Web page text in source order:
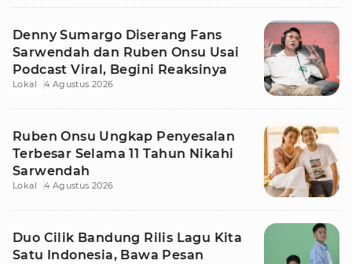
Denny Sumargo Diserang Fans
Sarwendah dan Ruben Onsu Usai
Podcast Viral, Begini Reaksinya
Lokal 4 Agustus 2026
Ruben Onsu Ungkap Penyesalan
Terbesar Selama 11 Tahun Nikahi
Sarwendah
Lokal 4 Agustus 2026
Duo Cilik Bandung Rilis Lagu Kita
Satu Indonesia, Bawa Pesan